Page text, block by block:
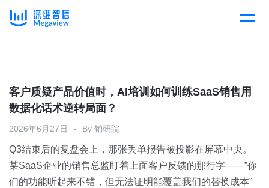
产品总览
产品集成
下载客户端
解决方案
按行业
企业服务
客户案例
开放平台
客户质疑产品价值时，AI培训如何训练SaaS销售用
数据化话术逆转局面？
2026年6月27日 By 销研院
Q3结束后的复盘会上，那张丢单报告被投影在屏幕中央。
某SaaS企业的销售总监盯着上面客户反馈的那行字——”你
们的功能听起来不错，但无法证明能覆盖我们的替换成本”